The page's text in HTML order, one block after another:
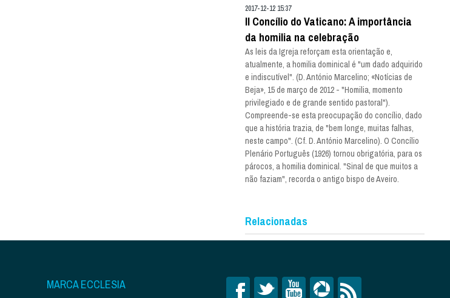
2017-12-12 15:37
II Concílio do Vaticano: A importância
da homilia na celebração
As leis da Igreja reforçam esta orientação e,
atualmente, a homilia dominical é "um dado adquirido
e indiscutível". (D. António Marcelino; «Notícias de
Beja», 15 de março de 2012 - "Homilia, momento
privilegiado e de grande sentido pastoral").
Compreende-se esta preocupação do concílio, dado
que a história trazia, de "bem longe, muitas falhas,
neste campo". (Cf. D. António Marcelino). O Concílio
Plenário Português (1926) tornou obrigatória, para os
párocos, a homilia dominical. "Sinal de que muitos a
não faziam", recorda o antigo bispo de Aveiro.
Relacionadas
MARCA ECCLESIA